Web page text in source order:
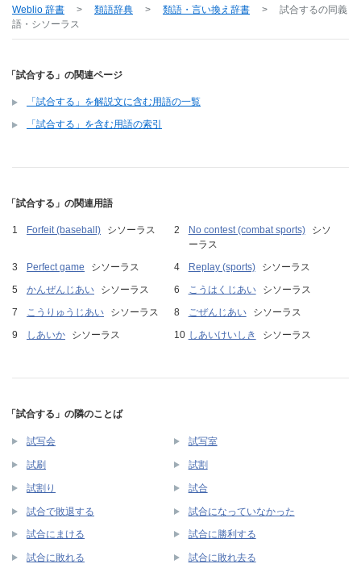
Weblio 辞書 > 類語辞典 > 類語・言い換え辞書 > 試合するの同義
語・シソーラス
「試合する」の関連ページ
「試合する」を解説文に含む用語の一覧
「試合する」を含む用語の索引
「試合する」の関連用語
Forfeit (baseball) シソーラス No contest (combat sports)
シソ
ーラス
Perfect game
シソーラス Replay (sports)
シソーラス
かんぜんじあい
シソーラス こうはくじあい
シソーラス
こうりゅうじあい
シソーラス ごぜんじあい
シソーラス
しあいか
シソーラス しあいけいしき シソーラス
「試合する」の隣のことば
試写会 試写室
試刷 試割
試割り 試合
試合で敗退する 試合になっていなかった
試合にまける 試合に勝利する
試合に敗れる 試合に敗れ去る